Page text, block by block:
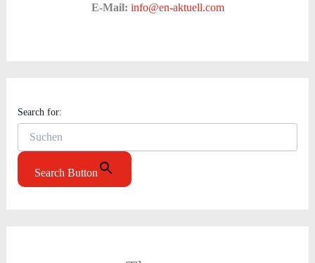
E-Mail: info@en-aktuell.com
Search for:
Search Button